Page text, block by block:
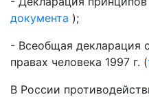
документа );
- Всеобщая декларация
правах человека 1997 г. (
В России